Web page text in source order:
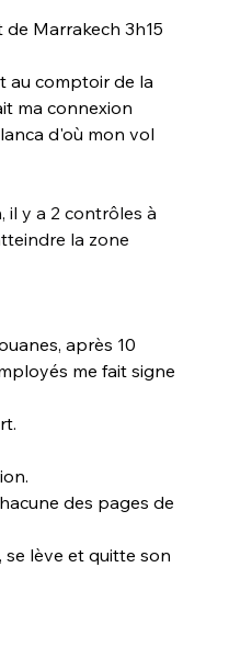
Marrakech 3h15
au comptoir de la
ma connexion
d'où mon vol
il y a 2 contrôles à
la zone
après 10
me fait signe
des pages de
se lève et quitte son